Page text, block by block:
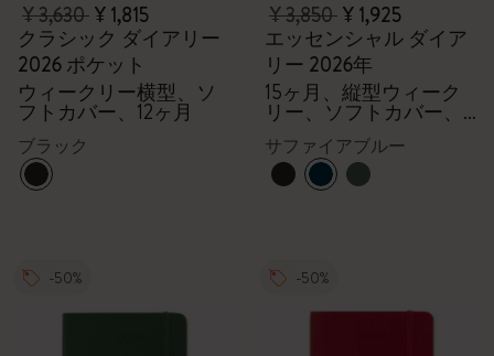
¥ 3,630¥ 1,815
クラシック ダイアリー
2026 ポケット
ウィークリー横型、ソ
フトカバー、12ヶ月
ブラック
¥ 3,850¥ 1,925
エッセンシャル ダイア
リー 2026年
15ヶ月、縦型ウィーク
リー、ソフトカバー、
サファイアブルー
-50% -50%